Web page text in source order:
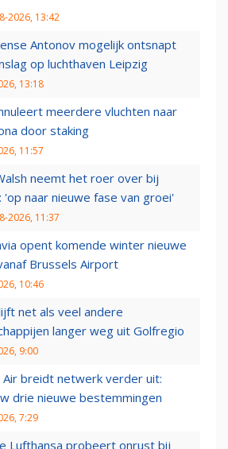
2026, 13:42
Antonov mogelijk ontsnapt
op luchthaven Leipzig
13:18
meerdere vluchten naar
door staking
11:57
neemt het roer over bij
'op naar nieuwe fase van groei'
2026, 11:37
opent komende winter nieuwe
Brussels Airport
10:46
net als veel andere
langer weg uit Golfregio
9:00
Air breidt netwerk verder uit:
drie nieuwe bestemmingen
7:29
Lufthansa probeert onrust bij